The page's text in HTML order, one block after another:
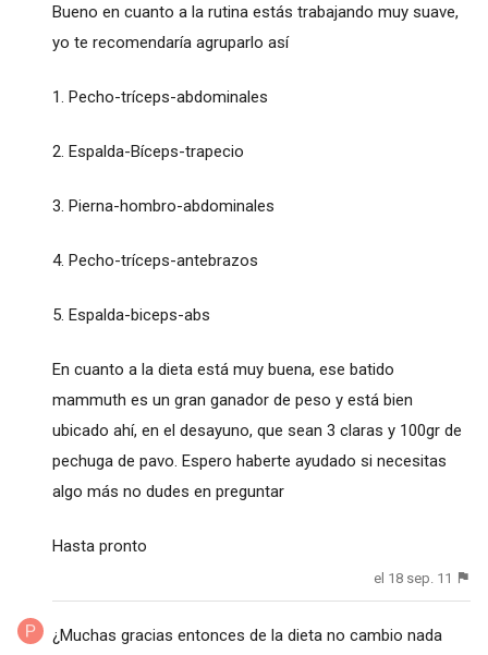
Bueno en cuanto a la rutina estás trabajando muy suave,
yo te recomendaría agruparlo así
1. Pecho-tríceps-abdominales
2. Espalda-Bíceps-trapecio
3. Pierna-hombro-abdominales
4. Pecho-tríceps-antebrazos
5. Espalda-biceps-abs
En cuanto a la dieta está muy buena, ese batido
mammuth es un gran ganador de peso y está bien
ubicado ahí, en el desayuno, que sean 3 claras y 100gr de
pechuga de pavo. Espero haberte ayudado si necesitas
algo más no dudes en preguntar
Hasta pronto
el 18 sep. 11
¿Muchas gracias entonces de la dieta no cambio nada